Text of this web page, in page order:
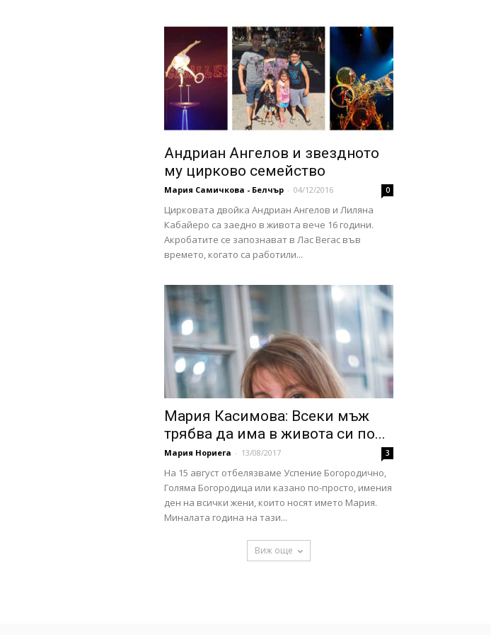
Андриан Ангелов и звездното
му цирково семейство
Мария Самичкова - Белчър - 04/12/2016 0
Цирковата двойка Андриан Ангелов и Лиляна
Кабайеро са заедно в живота вече 16 години.
Акробатите се запознават в Лас Вегас във
времето, когато са работили...
Мария Касимова: Всеки мъж
трябва да има в живота си по...
Мария Нориега - 13/08/2017 3
На 15 август отбелязваме Успение Богородично,
Голяма Богородица или казано по-просто, имения
ден на всички жени, които носят името Мария.
Миналата година на тази...
Виж още